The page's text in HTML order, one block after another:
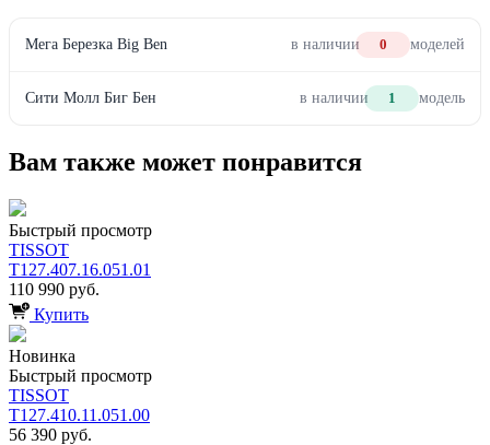
Мега Березка Big Ben в наличии 0 моделей
Сити Молл Биг Бен в наличии 1 модель
Вам также может понравится
Быстрый просмотр
TISSOT
T127.407.16.051.01
110 990 руб.
Купить
Новинка
Быстрый просмотр
TISSOT
T127.410.11.051.00
56 390 руб.